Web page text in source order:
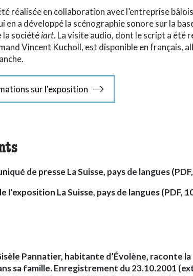
réalisée en collaboration avec l’entreprise
en a développé la scénographie sonore sur la
la sociétéiart. La visite audio, dont le script a été
Vincent Kucholl, est disponible en français,
sur l'exposition
de presse La Suisse, pays de langues
l’exposition La Suisse, pays de langues (PDF,
Pannatier, habitante d’Évolène, raconte
sa famille. Enregistrement du 23.10.2001